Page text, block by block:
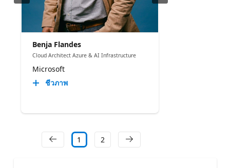
Benja Flandes
Cloud Architect Azure & AI Infrastructure
Microsoft
ชีวภาพ
1 2